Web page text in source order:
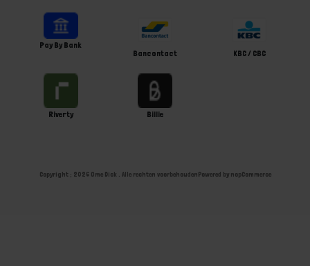
Pay By Bank
Bancontact
KBC / CBC
Riverty Billie
Copyright ; 2026 Ome Dick . Alle rechten voorbehoudenPowered by nopCommerce